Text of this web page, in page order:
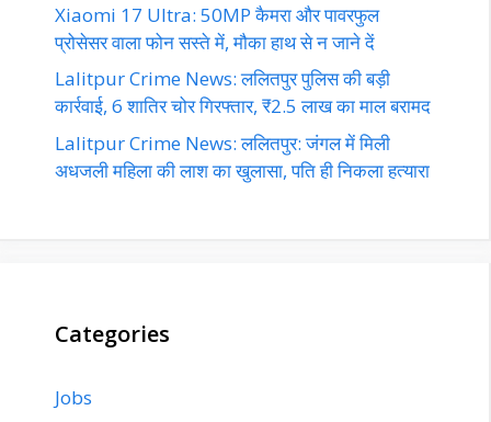
Xiaomi 17 Ultra: 50MP कैमरा और पावरफुल
प्रोसेसर वाला फोन सस्ते में, मौका हाथ से न जाने दें
Lalitpur Crime News: ललितपुर पुलिस की बड़ी
कार्रवाई, 6 शातिर चोर गिरफ्तार, ₹2.5 लाख का माल बरामद
Lalitpur Crime News: ललितपुर: जंगल में मिली
अधजली महिला की लाश का खुलासा, पति ही निकला हत्यारा
Categories
Jobs